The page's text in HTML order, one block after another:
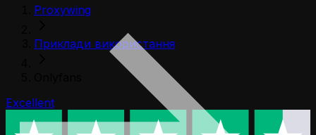
Proxywing
Приклади використання
Excellent